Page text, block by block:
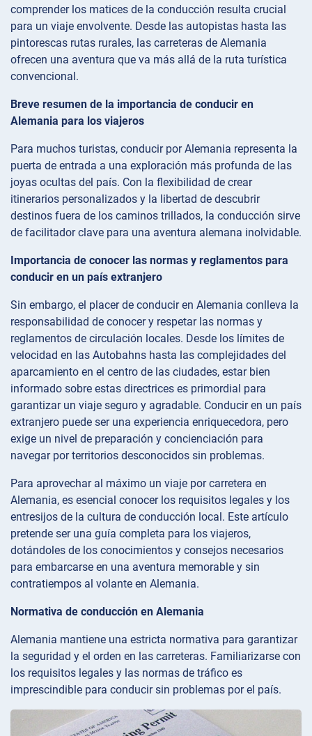
comprender los matices de la conducción resulta crucial
para un viaje envolvente. Desde las autopistas hasta las
pintorescas rutas rurales, las carreteras de Alemania
ofrecen una aventura que va más allá de la ruta turística
convencional.
Breve resumen de la importancia de conducir en
Alemania para los viajeros
Para muchos turistas, conducir por Alemania representa la
puerta de entrada a una exploración más profunda de las
joyas ocultas del país. Con la flexibilidad de crear
itinerarios personalizados y la libertad de descubrir
destinos fuera de los caminos trillados, la conducción sirve
de facilitador clave para una aventura alemana inolvidable.
Importancia de conocer las normas y reglamentos para
conducir en un país extranjero
Sin embargo, el placer de conducir en Alemania conlleva la
responsabilidad de conocer y respetar las normas y
reglamentos de circulación locales. Desde los límites de
velocidad en las Autobahns hasta las complejidades del
aparcamiento en el centro de las ciudades, estar bien
informado sobre estas directrices es primordial para
garantizar un viaje seguro y agradable. Conducir en un país
extranjero puede ser una experiencia enriquecedora, pero
exige un nivel de preparación y concienciación para
navegar por territorios desconocidos sin problemas.
Para aprovechar al máximo un viaje por carretera en
Alemania, es esencial conocer los requisitos legales y los
entresijos de la cultura de conducción local. Este artículo
pretende ser una guía completa para los viajeros,
dotándoles de los conocimientos y consejos necesarios
para embarcarse en una aventura memorable y sin
contratiempos al volante en Alemania.
Normativa de conducción en Alemania
Alemania mantiene una estricta normativa para garantizar
la seguridad y el orden en las carreteras. Familiarizarse con
los requisitos legales y las normas de tráfico es
imprescindible para conducir sin problemas por el país.